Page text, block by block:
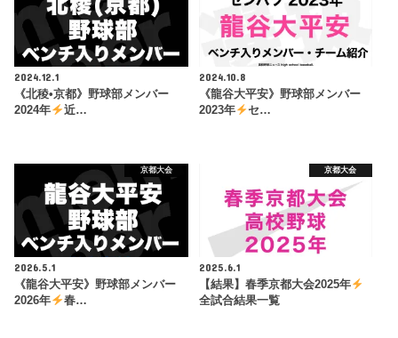
2024.12.1
《北稜•京都》野球部メンバー
2024年
近…
2024.10.8
《龍谷大平安》野球部メンバー
2023年
セ…
京都大会
2026.5.1
《龍谷大平安》野球部メンバー
2026年
春…
京都大会
2025.6.1
【結果】春季京都大会2025年
全試合結果一覧